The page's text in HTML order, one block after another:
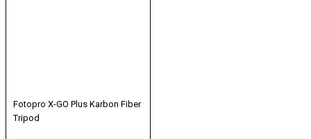
Fotopro X-GO Plus Karbon Fiber
Tripod